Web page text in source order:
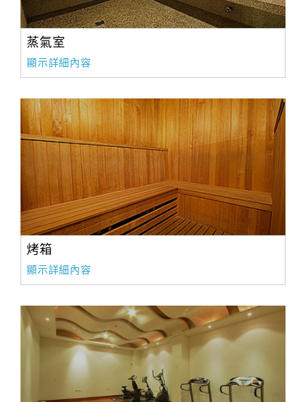
蒸氣室
顯示詳細內容
烤箱
顯示詳細內容